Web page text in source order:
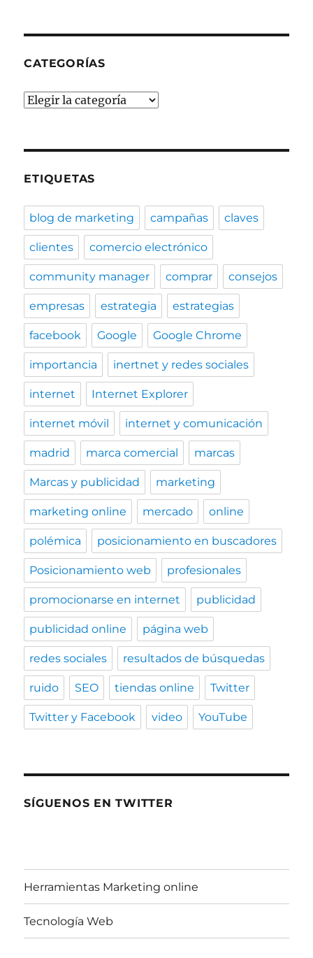
CATEGORÍAS
Categorías
ETIQUETAS
blog de marketing campañas claves
clientes comercio electrónico
community manager comprar consejos
empresas estrategia estrategias
facebook Google Google Chrome
importancia inertnet y redes sociales
internet Internet Explorer
internet móvil internet y comunicación
madrid marca comercial marcas
Marcas y publicidad marketing
marketing online mercado online
polémica posicionamiento en buscadores
Posicionamiento web profesionales
promocionarse en internet publicidad
publicidad online página web
redes sociales resultados de búsquedas
ruido SEO tiendas online Twitter
Twitter y Facebook video YouTube
SÍGUENOS EN TWITTER
Herramientas Marketing online
Tecnología Web